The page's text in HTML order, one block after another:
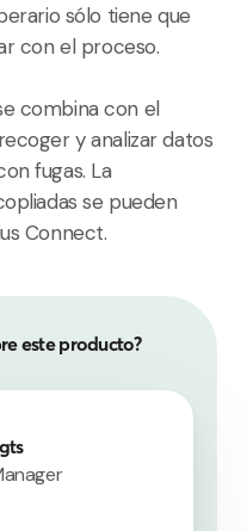
sólo tiene que
con el proceso.
combina con el
y analizar datos
fugas. La
se pueden
Connect.
este producto?